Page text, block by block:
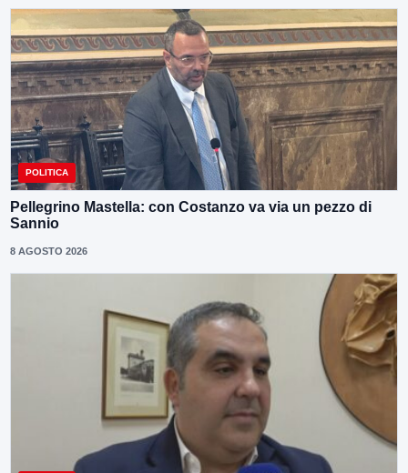
POLITICA
Pellegrino Mastella: con Costanzo va via un pezzo di
Sannio
8 AGOSTO 2026